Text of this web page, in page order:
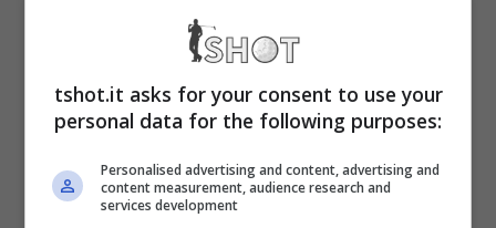
che costruisci nei colpi normali, quando resti
nel tuo ritmo e accetti la tua tendenza
naturale. Se il tuo errore abituale spinge a
destra, gioca con quel margine. Meglio
sapere dove finirai, che sperare nell’istante
miracoloso.
tshot.it asks for your consent to use your
personal data for the following purposes:
Personalised advertising and content, advertising and
content measurement, audience research and
services development